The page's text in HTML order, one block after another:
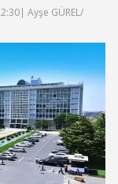
| Ayşe GÜREL/